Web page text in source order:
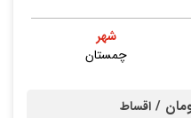
شهر
چمستان
اقساط